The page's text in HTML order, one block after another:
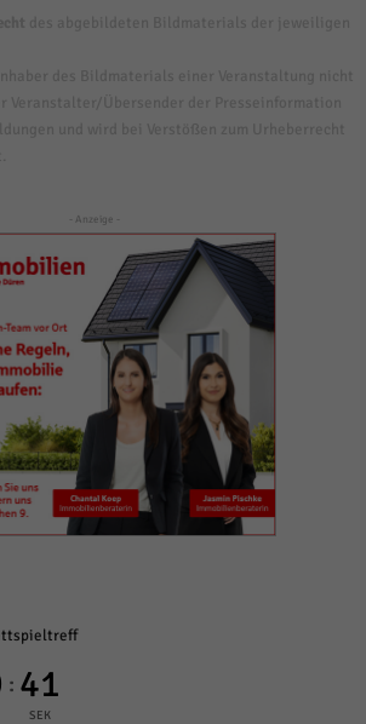
- Anzeige -
: 41
SEK